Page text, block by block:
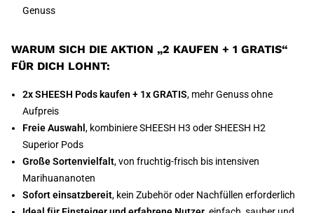
Genuss
WARUM SICH DIE AKTION „2 KAUFEN + 1 GRATIS“
FÜR DICH LOHNT:
2x SHEESH Pods kaufen + 1x GRATIS, mehr Genuss ohne
Aufpreis
Freie Auswahl , kombiniere SHEESH H3 oder SHEESH H2
Superior Pods
Große Sortenvielfalt, von fruchtig-frisch bis intensiven
Marihuananoten
Sofort einsatzbereit, kein Zubehör oder Nachfüllen erforderlich